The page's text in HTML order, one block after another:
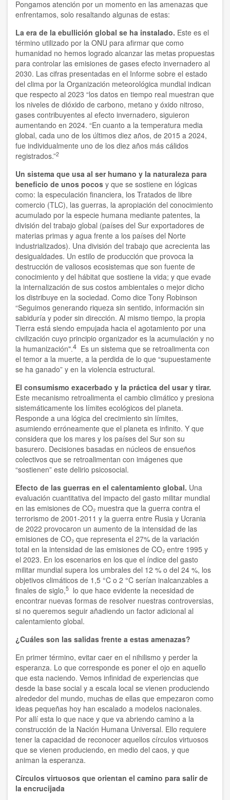
Raffaele Tumino
Rita Valinho
Roberta Consilvio
Rodrigo Carazo
Sabine Mendes Lima Moura
Silo
Silvia Bercú
Silvia Swinden
Simposio 2025
Tatiana de Barelli y Philippe Moal
Tomás Hirsch
Vito Correddu
SIMPOSIOS
Listado de los Simposios
Simposio 2025
Simposio 2019
Simposio 2023
Simposio 2018
Simposio 2021
Simposio 2016
Simposio 2014
Simposio 2012
Simposio 2010
Simposio 2009
Simposio 2008
AÑO
2020
2019
2018
2016
2014
2012
2011
2010
2009
Pongamos atención por un momento en las amenazas que
enfrentamos, solo resaltando algunas de estas:
La era de la ebullición global se ha instalado. Este es el
término utilizado por la ONU para afirmar que como
humanidad no hemos logrado alcanzar las metas propuestas
para controlar las emisiones de gases efecto invernadero al
2030. Las cifras presentadas en el Informe sobre el estado
del clima por la Organización meteorológica mundial indican
que respecto al 2023 “los datos en tiempo real muestran que
los niveles de dióxido de carbono, metano y óxido nitroso,
gases contribuyentes al efecto invernadero, siguieron
aumentando en 2024. “En cuanto a la temperatura media
global, cada uno de los últimos diez años, de 2015 a 2024,
fue individualmente uno de los diez años más cálidos
registrados.”2
Un sistema que usa al ser humano y la naturaleza para
beneficio de unos pocos y que se sostiene en lógicas
como: la especulación financiera, los Tratados de libre
comercio (TLC), las guerras, la apropiación del conocimiento
acumulado por la especie humana mediante patentes, la
división del trabajo global (países del Sur exportadores de
materias primas y agua frente a los países del Norte
industrializados). Una división del trabajo que acrecienta las
desigualdades. Un estilo de producción que provoca la
destrucción de valiosos ecosistemas que son fuente de
conocimiento y del hábitat que sostiene la vida; y que evade
la internalización de sus costos ambientales o mejor dicho
los distribuye en la sociedad. Como dice Tony Robinson
“Seguimos generando riqueza sin sentido, información sin
sabiduría y poder sin dirección. Al mismo tiempo, la propia
Tierra está siendo empujada hacia el agotamiento por una
civilización cuyo principio organizador es la acumulación y no
la humanización".4 Es un sistema que se retroalimenta con
el temor a la muerte, a la perdida de lo que “supuestamente
se ha ganado” y en la violencia estructural.
El consumismo exacerbado y la práctica del usar y tirar.
Este mecanismo retroalimenta el cambio climático y presiona
sistemáticamente los límites ecológicos del planeta.
Responde a una lógica del crecimiento sin límites,
asumiendo erróneamente que el planeta es infinito. Y que
considera que los mares y los países del Sur son su
basurero. Decisiones basadas en núcleos de ensueños
colectivos que se retroalimentan con imágenes que
“sostienen” este delirio psicosocial.
Efecto de las guerras en el calentamiento global. Una
evaluación cuantitativa del impacto del gasto militar mundial
en las emisiones de CO₂ muestra que la guerra contra el
terrorismo de 2001-2011 y la guerra entre Rusia y Ucrania
de 2022 provocaron un aumento de la intensidad de las
emisiones de CO₂ que representa el 27% de la variación
total en la intensidad de las emisiones de CO₂ entre 1995 y
el 2023. En los escenarios en los que el índice del gasto
militar mundial supera los umbrales del 12 % o del 24 %, los
objetivos climáticos de 1,5 °C o 2 °C serían inalcanzables a
finales de siglo,5 lo que hace evidente la necesidad de
encontrar nuevas formas de resolver nuestras controversias,
si no queremos seguir añadiendo un factor adicional al
calentamiento global.
¿Cuáles son las salidas frente a estas amenazas?
En primer término, evitar caer en el nihilismo y perder la
esperanza. Lo que corresponde es poner el ojo en aquello
que esta naciendo. Vemos infinidad de experiencias que
desde la base social y a escala local se vienen produciendo
alrededor del mundo, muchas de ellas que empezaron como
ideas pequeñas hoy han escalado a modelos nacionales.
Por allí esta lo que nace y que va abriendo camino a la
construcción de la Nación Humana Universal. Ello requiere
tener la capacidad de reconocer aquellos círculos virtuosos
que se vienen produciendo, en medio del caos, y que
animan la esperanza.
Círculos virtuosos que orientan el camino para salir de
la encrucijada